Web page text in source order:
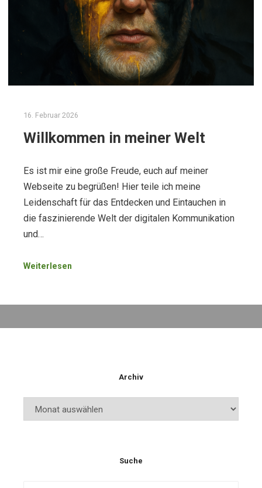
16. Februar 2026
Willkommen in meiner Welt
Es ist mir eine große Freude, euch auf meiner
Webseite zu begrüßen! Hier teile ich meine
Leidenschaft für das Entdecken und Eintauchen in
die faszinierende Welt der digitalen Kommunikation
und…
Weiterlesen
Archiv
Archiv
Suche